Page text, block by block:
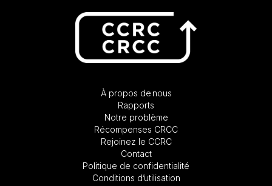
À propos de nous
Rapports
Notre problème
Récompenses CRCC
Rejoinez le CCRC
Contact
Politique de confidentialité
Conditions d’utilisation